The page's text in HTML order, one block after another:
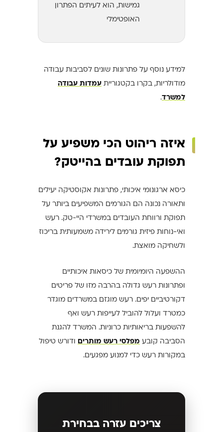
גמישות, הוא לעיתים הפתרון
האופטימלי
למידע נוסף על פתרונות שונים לסביבות עבודה
מודולריות, בקרו בקטגוריית עמדות עבודה
למשרד.
איזה ריהוט הכי משפיע על
תפוקת עובדים בהייטק?
כיסא ארגונומי איכותי, פתרונות אקוסטיקה יעילים
ותאורה נכונה הם הגורמים המשפיעים ביותר על
תפוקת ורווחת העובדים במשרדי היי-טק. רעש
ואי-נוחות פיזית גורמים לירידה משמעותית בריכוז
ולשחיקה מואצת.
ההשפעה היומיומית של כיסאות איכותיים
ופתרונות רעש גדולה בהרבה מזו של פריטים
דקורטיביים יפים. רעש מוגזם במשרדים מוגדר
כמטרד ועלול להוביל לעייפות רעש ואף
להשפעות בריאותיות כרוניות. המשרד להגנת
הסביבה קובע מפלסי רעש מותרים ודורש טיפול
במקורות רעש כדי למנוע מפגעים.
צריכים עזרה בבחירת